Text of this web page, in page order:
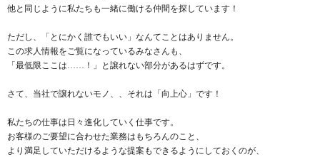
他と同じように私たちも一緒に働ける仲間を探しています！
ただし、「とにかく誰でもいい」なんてことはありません。
この求人情報をご覧になっているみなさんも、
「最低限ここは……！」と譲れない部分があるはずです。
さて、当社で譲れないモノ、、それは「向上心」です！
私たちの仕事は日々進化していく仕事です。
お客様のご要望に合わせた業務はもちろんのこと、
より満足していただけるような提案もできるようにしておくのが、